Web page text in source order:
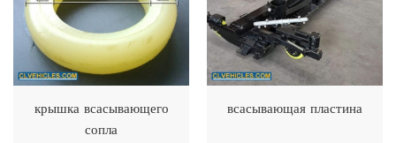
работать плавно.
крышка всасывающего
сопла
всасывающая пластина